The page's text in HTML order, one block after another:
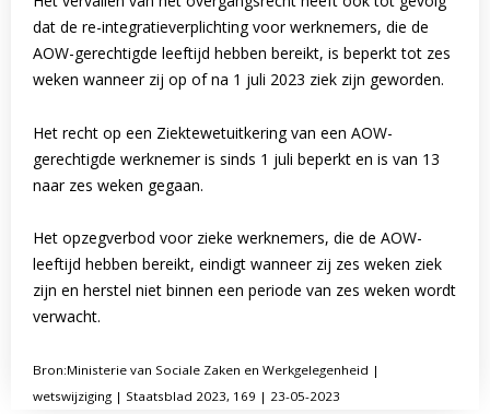
dat de re-integratieverplichting voor werknemers, die de
AOW-gerechtigde leeftijd hebben bereikt, is beperkt tot zes
weken wanneer zij op of na 1 juli 2023 ziek zijn geworden.
Het recht op een Ziektewetuitkering van een AOW-
gerechtigde werknemer is sinds 1 juli beperkt en is van 13
naar zes weken gegaan.
Het opzegverbod voor zieke werknemers, die de AOW-
leeftijd hebben bereikt, eindigt wanneer zij zes weken ziek
zijn en herstel niet binnen een periode van zes weken wordt
verwacht.
Bron:Ministerie van Sociale Zaken en Werkgelegenheid |
wetswijziging | Staatsblad 2023, 169 | 23-05-2023